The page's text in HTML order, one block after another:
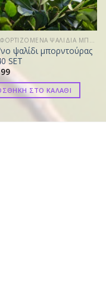
ΕΠΑΝΑΦΟΡΤΙΖΟΜΕΝΑ ΨΑΛΙΔΙΑ ΜΠΟΡΝΤΟΥΡΑΣ
ψαλίδι μπορντούρας
SET
ΣΤΟ ΚΑΛΑΘΙ